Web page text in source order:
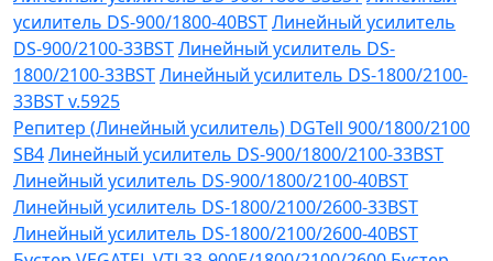
усилитель DS-900/1800-40BSTЛинейный усилитель
DS-900/2100-33BSTЛинейный усилитель DS-
1800/2100-33BSTЛинейный усилитель DS-1800/2100-
33BST v.5925
Репитер (Линейный усилитель) DGTell 900/1800/2100
SB4Линейный усилитель DS-900/1800/2100-33BST
Линейный усилитель DS-900/1800/2100-40BST
Линейный усилитель DS-1800/2100/2600-33BST
Линейный усилитель DS-1800/2100/2600-40BST